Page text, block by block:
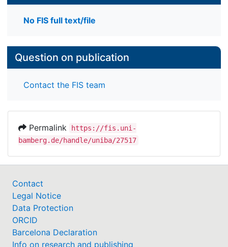
No FIS full text/file
Question on publication
Contact the FIS team
Permalink
https://fis.uni-
bamberg.de/handle/uniba/27517
Contact
Legal Notice
Data Protection
ORCID
Barcelona Declaration
Info on research and publishing